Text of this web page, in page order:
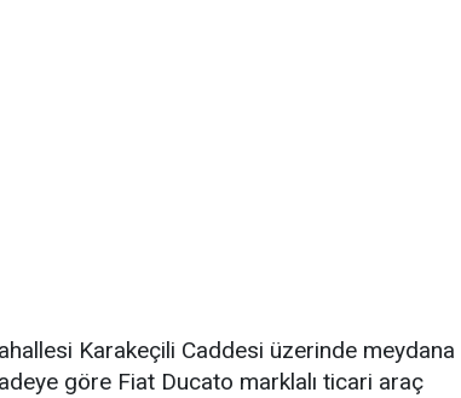
Karakeçili Caddesi üzerinde meydana
göre Fiat Ducato marklalı ticari araç